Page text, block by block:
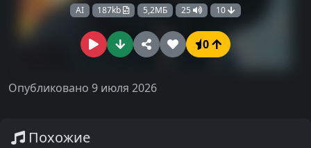
AI 187kb 5,2МБ 25 10
0
Опубликовано 9 июля 2026
Похожие